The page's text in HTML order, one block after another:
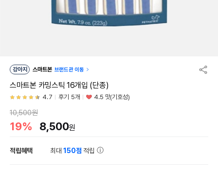
강아지 스마트본 브랜드관 이동
스마트본 카밍스틱 16개입 (단종)
4.7 후기 5개 4.5 맛(기호성)
10,500원
19% 8,500원
적립혜택 최대150점 적립